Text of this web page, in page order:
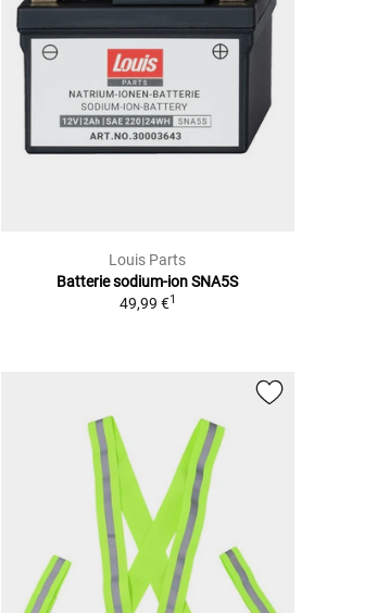
Louis Parts
Batterie sodium-ion SNA5S
49,99 €1